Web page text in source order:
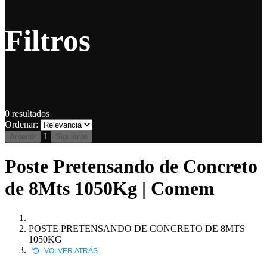
Filtros
0 resultados
Ordenar:
Anterior 1 Siguiente
Poste Pretensando de Concreto
de 8Mts 1050Kg | Comem
POSTE PRETENSANDO DE CONCRETO DE 8MTS
1050KG
VOLVER ATRÁS